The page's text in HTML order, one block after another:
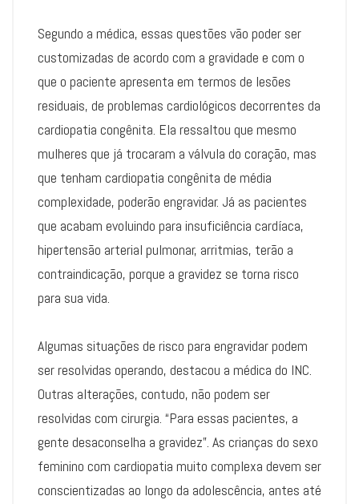
Segundo a médica, essas questões vão poder ser
customizadas de acordo com a gravidade e com o
que o paciente apresenta em termos de lesões
residuais, de problemas cardiológicos decorrentes da
cardiopatia congênita. Ela ressaltou que mesmo
mulheres que já trocaram a válvula do coração, mas
que tenham cardiopatia congênita de média
complexidade, poderão engravidar. Já as pacientes
que acabam evoluindo para insuficiência cardíaca,
hipertensão arterial pulmonar, arritmias, terão a
contraindicação, porque a gravidez se torna risco
para sua vida.
Algumas situações de risco para engravidar podem
ser resolvidas operando, destacou a médica do INC.
Outras alterações, contudo, não podem ser
resolvidas com cirurgia. “Para essas pacientes, a
gente desaconselha a gravidez”. As crianças do sexo
feminino com cardiopatia muito complexa devem ser
conscientizadas ao longo da adolescência, antes até